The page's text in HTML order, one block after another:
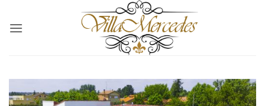
contenido